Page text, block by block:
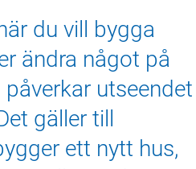
du vill bygga
ändra något på
utseendet
gäller till
ett nytt hus,